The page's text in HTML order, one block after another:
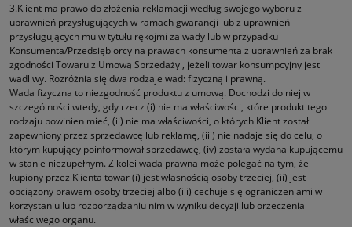
3.Klient ma prawo do złożenia reklamacji według swojego wyboru z
uprawnień przysługujących w ramach gwarancji lub z uprawnień
przysługujących mu w tytułu rękojmi za wady lub w przypadku
Konsumenta/Przedsiębiorcy na prawach konsumenta z uprawnień za brak
zgodności Towaru z Umową Sprzedaży , jeżeli towar konsumpcyjny jest
wadliwy. Rozróżnia się dwa rodzaje wad: fizyczną i prawną.
Wada fizyczna to niezgodność produktu z umową. Dochodzi do niej w
szczególności wtedy, gdy rzecz (i) nie ma właściwości, które produkt tego
rodzaju powinien mieć, (ii) nie ma właściwości, o których Klient został
zapewniony przez sprzedawcę lub reklamę, (iii) nie nadaje się do celu, o
którym kupujący poinformował sprzedawcę, (iv) została wydana kupującemu
w stanie niezupełnym. Z kolei wada prawna może polegać na tym, że
kupiony przez Klienta towar (i) jest własnością osoby trzeciej, (ii) jest
obciążony prawem osoby trzeciej albo (iii) cechuje się ograniczeniami w
korzystaniu lub rozporządzaniu nim w wyniku decyzji lub orzeczenia
właściwego organu.